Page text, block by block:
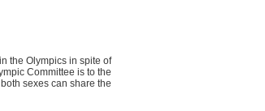
the Olympics in spite of
Committee is to the
sexes can share the